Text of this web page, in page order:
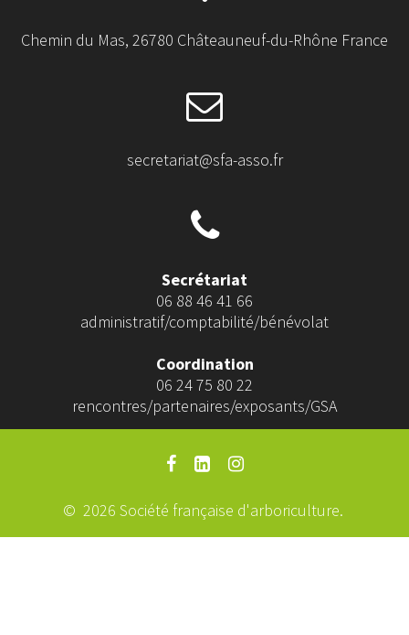
Chemin du Mas, 26780 Châteauneuf-du-Rhône France
secretariat@sfa-asso.fr
Secrétariat
06 88 46 41 66
administratif/comptabilité/bénévolat
Coordination
06 24 75 80 22
rencontres/partenaires/exposants/GSA
© 2026 Société française d'arboriculture.